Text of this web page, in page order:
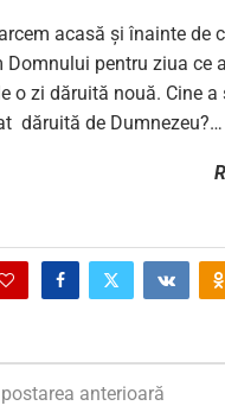
acasă și înainte de
pentru ziua ce
o zi dăruită nouă. Cine a
dăruită de Dumnezeu?…
postarea anterioară